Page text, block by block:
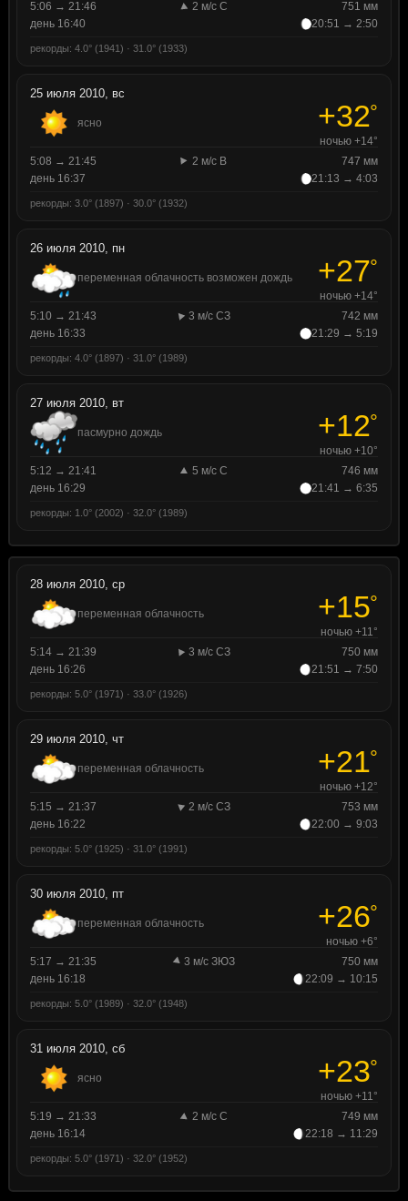
5:06 → 21:46
2 м/с С
751 мм
день 16:40
20:51 → 2:50
рекорды: 4.0° (1941) · 31.0° (1933)
25 июля 2010, вс
ясно +32°
ночью +14°
5:08 → 21:45
2 м/с В
747 мм
день 16:37
21:13 → 4:03
рекорды: 3.0° (1897) · 30.0° (1932)
26 июля 2010, пн
переменная облачность возможен дождь +27°
ночью +14°
5:10 → 21:43
3 м/с СЗ
742 мм
день 16:33
21:29 → 5:19
рекорды: 4.0° (1897) · 31.0° (1989)
27 июля 2010, вт
пасмурно дождь +12°
ночью +10°
5:12 → 21:41
5 м/с С
746 мм
день 16:29
21:41 → 6:35
рекорды: 1.0° (2002) · 32.0° (1989)
28 июля 2010, ср
переменная облачность +15°
ночью +11°
5:14 → 21:39
3 м/с СЗ
750 мм
день 16:26
21:51 → 7:50
рекорды: 5.0° (1971) · 33.0° (1926)
29 июля 2010, чт
переменная облачность +21°
ночью +12°
5:15 → 21:37
2 м/с СЗ
753 мм
день 16:22
22:00 → 9:03
рекорды: 5.0° (1925) · 31.0° (1991)
30 июля 2010, пт
переменная облачность +26°
ночью +6°
5:17 → 21:35
3 м/с ЗЮЗ
750 мм
день 16:18
22:09 → 10:15
рекорды: 5.0° (1989) · 32.0° (1948)
31 июля 2010, сб
ясно +23°
ночью +11°
5:19 → 21:33
2 м/с С
749 мм
день 16:14
22:18 → 11:29
рекорды: 5.0° (1971) · 32.0° (1952)